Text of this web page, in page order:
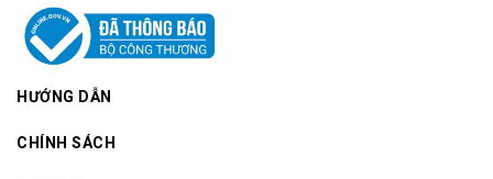
HƯỚNG DẪN
CHÍNH SÁCH